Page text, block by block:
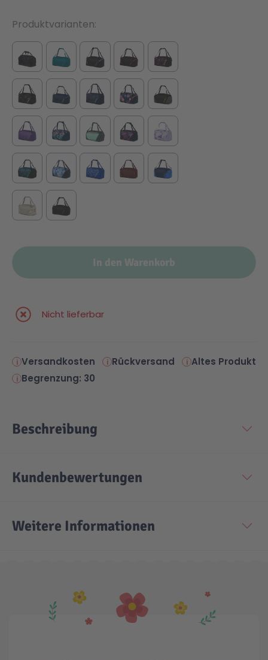
In den Warenkorb
Nicht lieferbar
Produktvarianten
Versandkosten Rückversand
Altes Produkt
Begrenzung: 30
Beschreibung
Kundenbewertungen
Weitere Informationen